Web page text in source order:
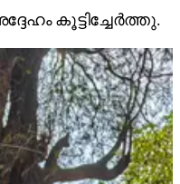
കൂട്ടിച്ചേർത്തു.